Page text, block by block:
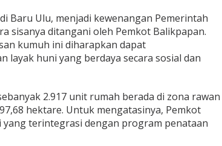
Baru Ulu, menjadi kewenangan Pemerintah
sisanya ditangani oleh Pemkot Balikpapan.
kumuh ini diharapkan dapat
layak huni yang berdaya secara sosial dan
2.917 unit rumah berada di zona rawan
hektare. Untuk mengatasinya, Pemkot
terintegrasi dengan program penataan